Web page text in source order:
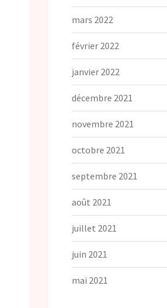
mars 2022
février 2022
janvier 2022
décembre 2021
novembre 2021
octobre 2021
septembre 2021
août 2021
juillet 2021
juin 2021
mai 2021